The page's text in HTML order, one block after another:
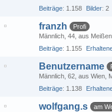
Beiträge 1.158 Bilder 2
franzh
Profi
Männlich 44 aus Meißen
Beiträge 1.155
Benutzername
Männlich 62 aus Wien
Beiträge 1.138
wolfgang.s
am